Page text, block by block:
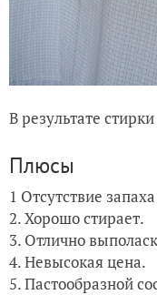
В результате
Плюсы
1 Отсутствие
2. Хорошо стирает.
3. Отлично
4. Невысокая цена.
5. Пастообразной